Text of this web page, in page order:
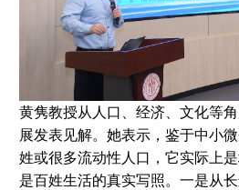
黄隽教授从人口、经济、文化等
展发表见解。她表示，鉴于中小
姓或很多流动性人口，它实际上
是百姓生活的真实写照。一是从